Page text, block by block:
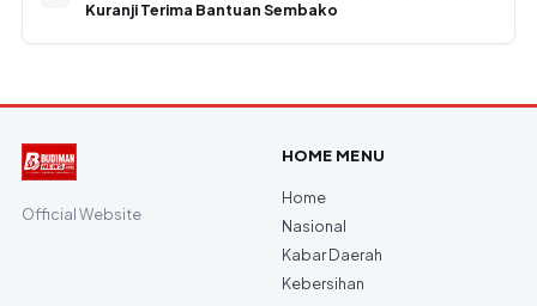
Kuranji Terima Bantuan Sembako
Official Website
HOME MENU
Home
Nasional
Kabar Daerah
Kebersihan